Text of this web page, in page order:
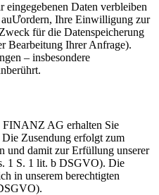
Daten verbleiben
Ihre Einwilligung zur
für die Datenspeicherung
Bearbeitung Ihrer Anfrage).
– insbesondere
AG erhalten Sie
Zusendung erfolgt zum
und damit zur Erfüllung unserer
1 S. 1 lit. b DSGVO). Die
in unserem berechtigten